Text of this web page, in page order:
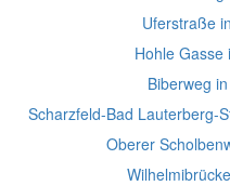
Uferstraße
Hohle Gasse
Biberweg
Scharzfeld-Bad Lauterberg-
Oberer